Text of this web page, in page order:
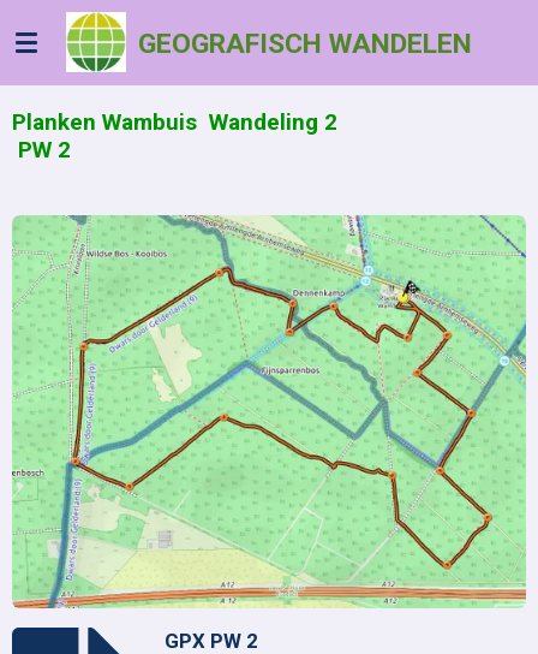
direct
naar
de
hoofdinhoud
GEOGRAFISCH WANDELEN
Planken Wambuis Wandeling 2
PW 2
GPX PW 2